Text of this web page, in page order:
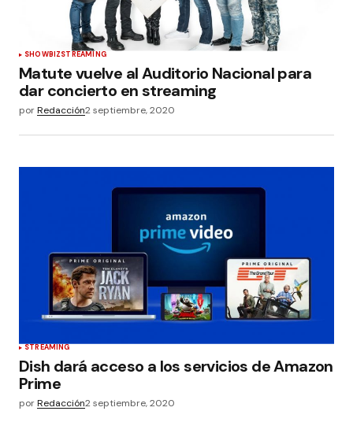
SHOWBIZSTREAMING
Matute vuelve al Auditorio Nacional para
dar concierto en streaming
porRedacción2 septiembre, 2020
STREAMING
Dish dará acceso a los servicios de Amazon
Prime
porRedacción2 septiembre, 2020